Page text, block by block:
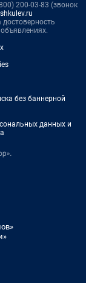
200-03-83 (звонок
достоверность
без баннерной
данных и